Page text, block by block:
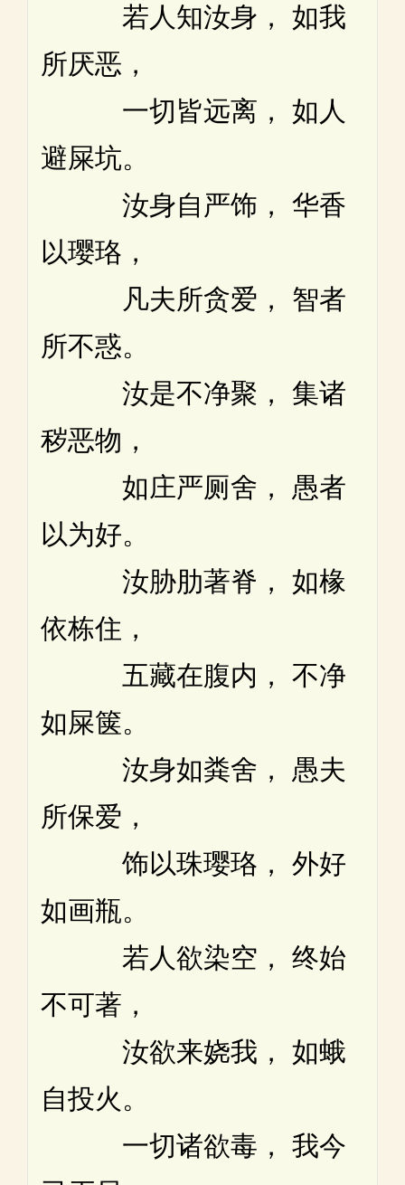
若人知汝身， 如我
所厌恶，
一切皆远离， 如人
避屎坑。
汝身自严饰， 华香
以璎珞，
凡夫所贪爱， 智者
所不惑。
汝是不净聚， 集诸
秽恶物，
如庄严厕舍， 愚者
以为好。
汝胁肋著脊， 如椽
依栋住，
五藏在腹内， 不净
如屎箧。
汝身如粪舍， 愚夫
所保爱，
饰以珠璎珞， 外好
如画瓶。
若人欲染空， 终始
不可著，
汝欲来娆我， 如蛾
自投火。
一切诸欲毒， 我今